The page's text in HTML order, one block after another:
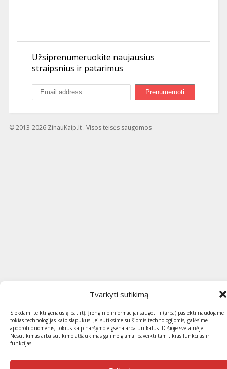
Tvarkyti sutikimą
Siekdami teikti geriausią patirtį, įrenginio informacijai saugoti ir (arba) pasiekti naudojame
tokias technologijas kaip slapukus. Jei sutiksime su šiomis technologijomis, galėsime
apdoroti duomenis, tokius kaip naršymo elgsena arba unikalūs ID šioje svetainėje.
Nesutikimas arba sutikimo atšaukimas gali neigiamai paveikti tam tikras funkcijas ir
funkcijas.
Užsiprenumeruokite naujausius
straipsnius ir patarimus
© 2013-2026 ZinauKaip.lt . Visos teisės saugomos